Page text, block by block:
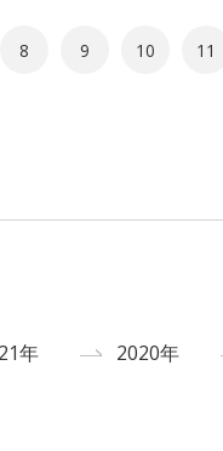
8 9 10 11
年 2020年